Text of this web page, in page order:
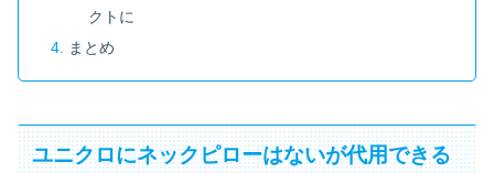
クトに
まとめ
ユニクロにネックピローはないが代用できる